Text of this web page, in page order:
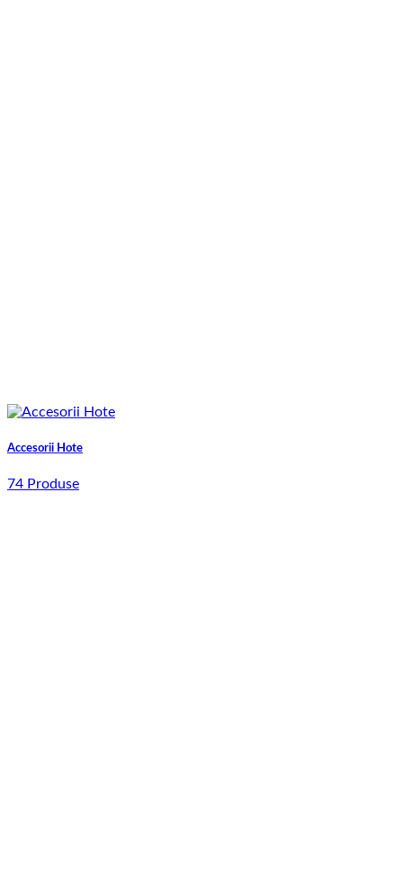
Accesorii Hote
74 Produse